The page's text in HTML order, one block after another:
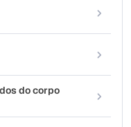
do corpo